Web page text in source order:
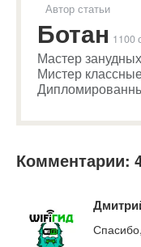
Автор статьи
Ботан 1100
Мастер
Мистер
Комментарии: